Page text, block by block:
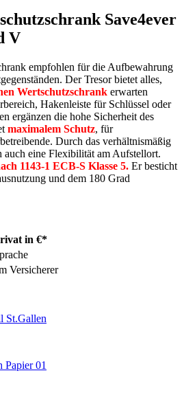
Save4ever
V
empfohlen für die Aufbewahrung
Der Tresor bietet alles,
Wertschutzschrank erwarten
Hakenleiste für Schlüssel oder
ergänzen die hohe Sicherheit des
maximalem Schutz, für
Durch das verhältnismäßig
auch eine Flexibilität am Aufstellort.
1143-1 ECB-S Klasse 5. Er besticht
und dem 180 Grad
in €*
Versicherer